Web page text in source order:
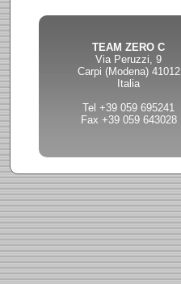
TEAM ZERO C
Via Peruzzi, 9
Carpi (Modena) 41012
Italia
Tel +39 059 695241
Fax +39 059 643028